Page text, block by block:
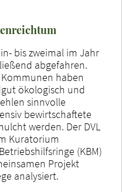
bis zweimal im Jahr
abgefahren.
haben
ökologisch und
sinnvolle
bewirtschaftete
werden. Der DVL
Kuratorium
(KBM)
Projekt
analysiert.